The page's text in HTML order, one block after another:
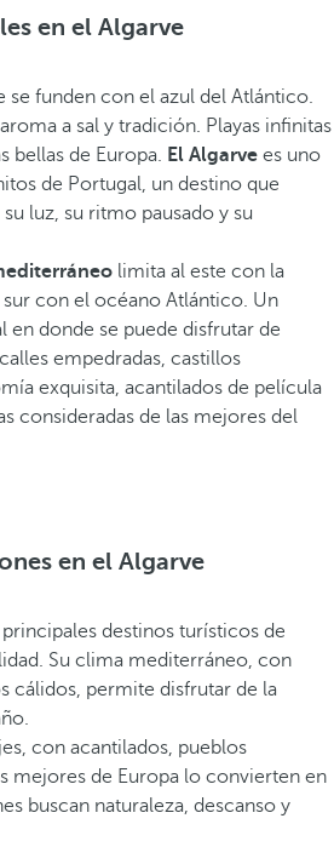
en el Algarve
se funden con el azul del Atlántico.
a sal y tradición. Playas infinitas
bellas de Europa. El Algarve es uno
de Portugal, un destino que
luz, su ritmo pausado y su
limita al este con la
con el océano Atlántico. Un
en donde se puede disfrutar de
empedradas, castillos
exquisita, acantilados de película
consideradas de las mejores del
en el Algarve
destinos turísticos de
Su clima mediterráneo, con
cálidos, permite disfrutar de la
con acantilados, pueblos
mejores de Europa lo convierten en
buscan naturaleza, descanso y